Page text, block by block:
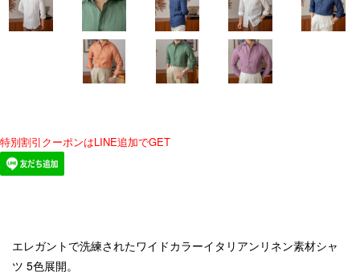
特別割引クーポンはLINE追加でGET
エレガントで洗練されたワイドカラーイタリアンリネン素材シャ
ツ 5色展開。